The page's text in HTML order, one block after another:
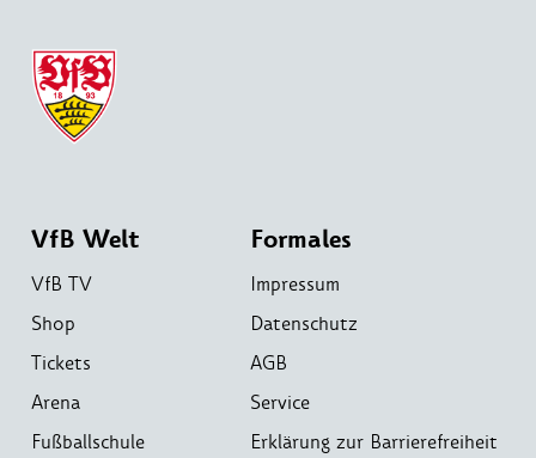
VfB Welt
VfB TV
Shop
Tickets
Arena
Fußballschule
Formales
Impressum
Datenschutz
AGB
Service
Erklärung zur Barrierefreiheit